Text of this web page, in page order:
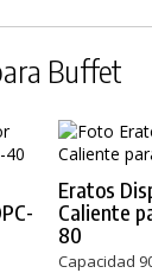
Buffet
Eratos
Caliente
80
Capacidad